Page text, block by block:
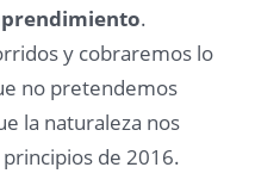
.
y cobraremos lo
no pretendemos
la naturaleza nos
de 2016.